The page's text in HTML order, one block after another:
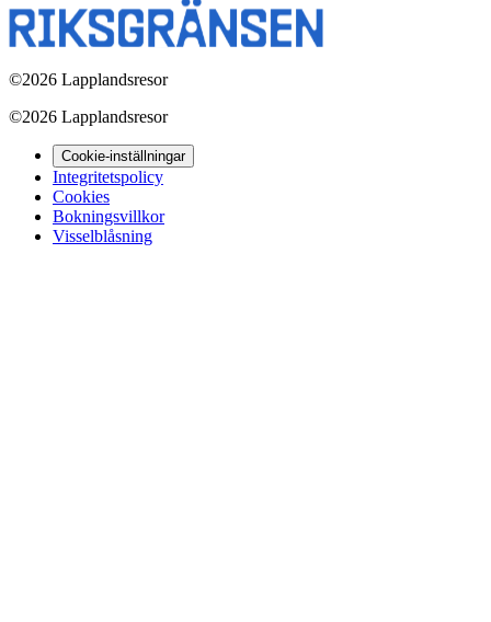
©2026 Lapplandsresor
©2026 Lapplandsresor
Cookie-inställningar
Integritetspolicy
Cookies
Bokningsvillkor
Visselblåsning